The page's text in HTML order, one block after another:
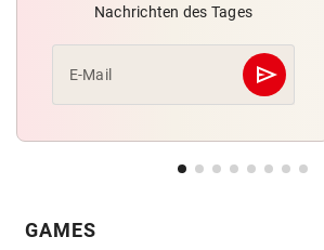
Nachrichten des Tages
E-Mail send
GAMES